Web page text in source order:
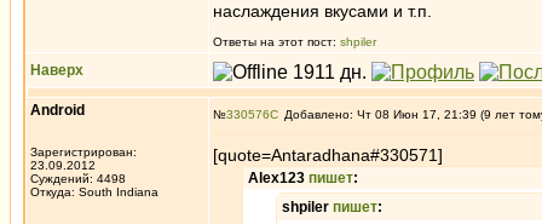
наслаждения вкусами и т.п.
Ответы на этот пост: shpiler
Наверх
Android
Зарегистрирован:
23.09.2012
Суждений: 4498
Откуда: South Indiana
№330576 Добавлено: Чт 08 Июн 17, 21:39 (9 лет
[quote=Antaradhana#330571]
Alex123 пишет:
shpiler пишет: